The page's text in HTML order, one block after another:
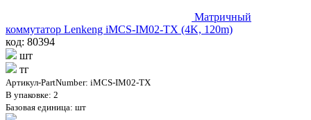
Матричный
коммутатор Lenkeng iMCS-IM02-TX (4K, 120m)
код: 80394
шт
тг
Артикул-PartNumber: iMCS-IM02-TX
В упаковке: 2
Базовая единица: шт